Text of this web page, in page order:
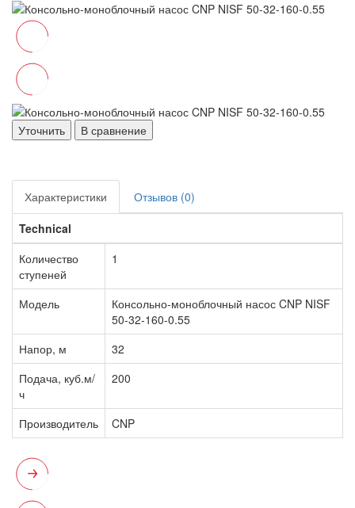
Уточнить В сравнение
Характеристики
Отзывов (0)
Technical
Количество
ступеней
1
Модель
Консольно-моноблочный насос CNP NISF
50-32-160-0.55
Напор, м
32
Подача, куб.м/
ч
200
Производитель CNP